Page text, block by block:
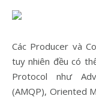
Các Producer và
tuy nhiên đều có
Protocol như
(AMQP), Oriented